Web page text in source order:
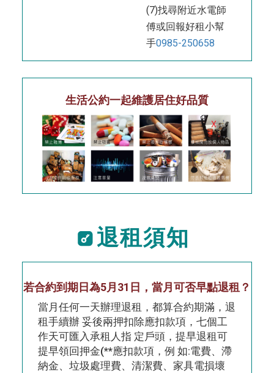
(7)找尋附近水電師
傅或回報好租小幫
手0985-250658
生活公約一起維護居住好品質
退租須知
若合約到期日為5月31日，當月可否早點退租？
當月任何一天辦理退租，都算合約期滿，退
租手續辦 妥後兩押扣除應扣款項，七個工
作天可匯入承租人指 定戶頭，提早退租可
提早領回押金(**應扣款項，例 如:電費、滯
納金、垃圾處理費、清潔費、家具電損壞